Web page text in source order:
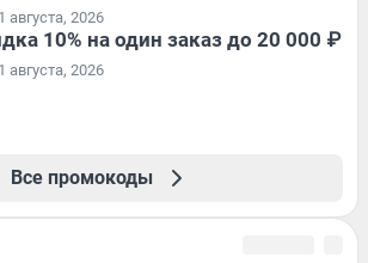
августа, 2026
10% на один заказ до 20 000 ₽
августа, 2026
Все промокоды